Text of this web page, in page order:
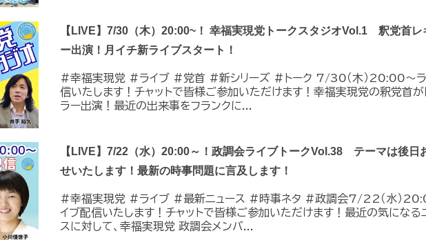
【LIVE】7/30（木）20:00~！ 幸福実現党トークスタジオVol.1 釈党首レ
ー出演！月イチ新ライブスタート！
#幸福実現党 #ライブ #党首 #新シリーズ #トーク 7/30（木）20:00～ラ
信いたします！チャットで皆様ご参加いただけます！幸福実現党の釈党首が
ラー出演！最近の出来事をフランクに...
【LIVE】7/22（水）20:00～！政調会ライブトークVol.38 テーマは後日
せいたします！最新の時事問題に言及します！
#幸福実現党 #ライブ #最新ニュース #時事ネタ #政調会7/22（水）
イブ配信いたします！チャットで皆様ご参加いただけます！最近の気になる
スに対して、幸福実現党 政調会メンバ...